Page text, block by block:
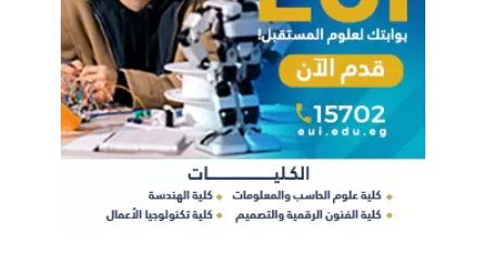
البرمجيات (SECC) بهيئة تنمية صناعة تكنولوجيا المعلومات «إيتيدا»،
جهود المركز في دعم صناعة البرمجيات المصرية وتعزيز تطبيق
معايير الجودة العالمية، إلى جانب تطوير الكفاءات المتخصصة في
مجالات اختبار البرمجيات وهندسة الجودة، بما يسهم في رفع تنافسية
الشركات المصرية في الأسواق الدولية.
وأشار إلى أن النسخة الحالية من “يوم اختبار البرمجيات” تعكس
النمو الكبير الذي يشهده مجتمع اختبار البرمجيات في مصر، موضحًا